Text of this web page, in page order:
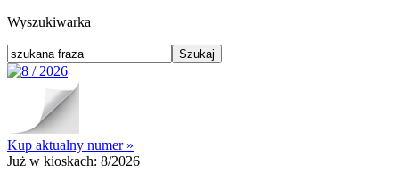
Wyszukiwarka
Kup aktualny numer »
Już w kioskach: 8/2026